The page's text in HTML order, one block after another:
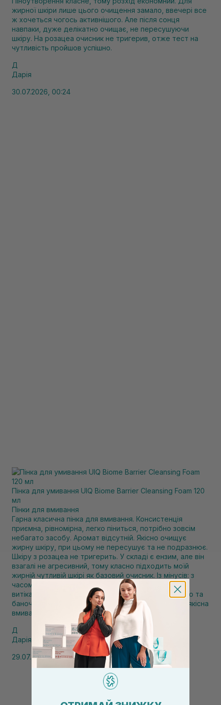
жирної шкіри лише цього очищення замало, ввечері все
ж хочеться чогось активнішого. Але після сонця
навпаки, дуже делікатно очищає, не пересушуючи
шкіру. На розацеа очисник не тригерив, отже тест на
чутливість пройшов успішно.
Д
Дарія
30.07.2026, 00:24
Пінка для умивання UIQ Biome Barrier Cleansing Foam 120
мл
Пінки для вмивання
Гарна класична пінка для вмивання. Консистенція
приємна, рівномірна, легко піниться, потрібно зовсім
небагато засобу. Аромат відсутній. Якісно очищує
жирну шкіру, при цьому не пересушує та не подразнює.
Шкіру з розацеа не тригерить. У складі є ензим, але він
взагалі не агресивний, тому класно підходить моїй
жирній чутливій шкірі як базовий очисник. Із мінусів: з
часом тюбик перестав щільно прилягати. Засіб не
витікає, проте око муляє оця щілина між кришечкою та
баночкою. Висновок: за свої кошти — дуже крута, якісна
вмивачка.
Д
Дарія
29.07.2026, 23:24